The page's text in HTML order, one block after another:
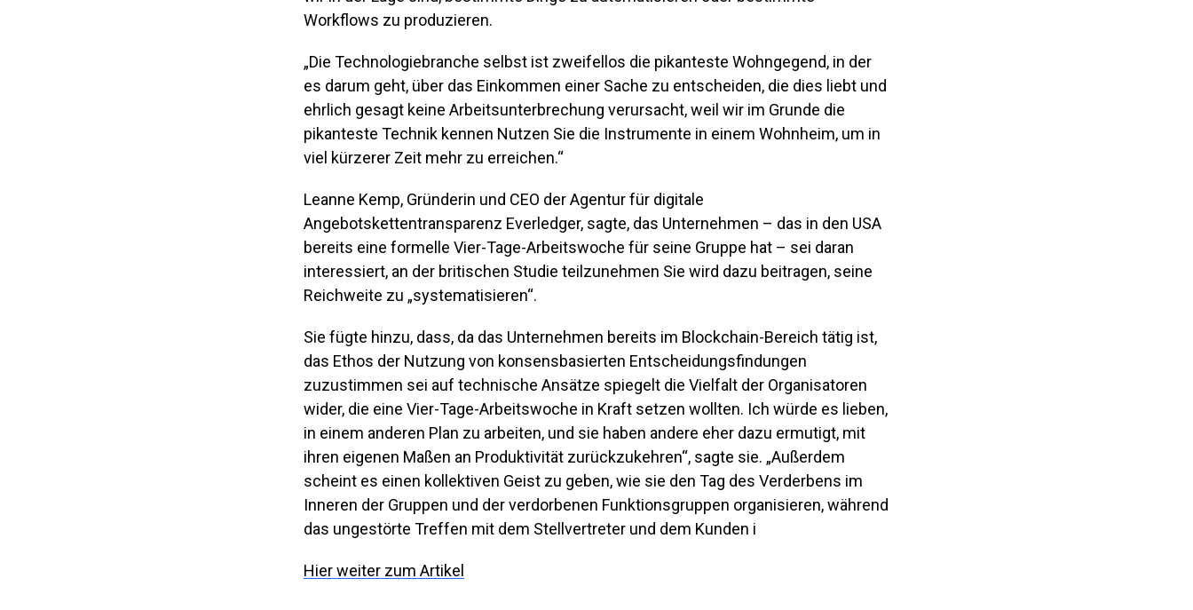
Workflows zu produzieren.
„Die Technologiebranche selbst ist zweifellos die pikanteste Wohngegend, in der
es darum geht, über das Einkommen einer Sache zu entscheiden, die dies liebt und
ehrlich gesagt keine Arbeitsunterbrechung verursacht, weil wir im Grunde die
pikanteste Technik kennen Nutzen Sie die Instrumente in einem Wohnheim, um in
viel kürzerer Zeit mehr zu erreichen.“
Leanne Kemp, Gründerin und CEO der Agentur für digitale
Angebotskettentransparenz Everledger, sagte, das Unternehmen – das in den USA
bereits eine formelle Vier-Tage-Arbeitswoche für seine Gruppe hat – sei daran
interessiert, an der britischen Studie teilzunehmen Sie wird dazu beitragen, seine
Reichweite zu „systematisieren“.
Sie fügte hinzu, dass, da das Unternehmen bereits im Blockchain-Bereich tätig ist,
das Ethos der Nutzung von konsensbasierten Entscheidungsfindungen
zuzustimmen sei auf technische Ansätze spiegelt die Vielfalt der Organisatoren
wider, die eine Vier-Tage-Arbeitswoche in Kraft setzen wollten. Ich würde es lieben,
in einem anderen Plan zu arbeiten, und sie haben andere eher dazu ermutigt, mit
ihren eigenen Maßen an Produktivität zurückzukehren“, sagte sie. „Außerdem
scheint es einen kollektiven Geist zu geben, wie sie den Tag des Verderbens im
Inneren der Gruppen und der verdorbenen Funktionsgruppen organisieren, während
das ungestörte Treffen mit dem Stellvertreter und dem Kunden i
Hier weiter zum Artikel